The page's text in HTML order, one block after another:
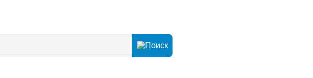
Я б в рабочие пошел, пусть меня научат!